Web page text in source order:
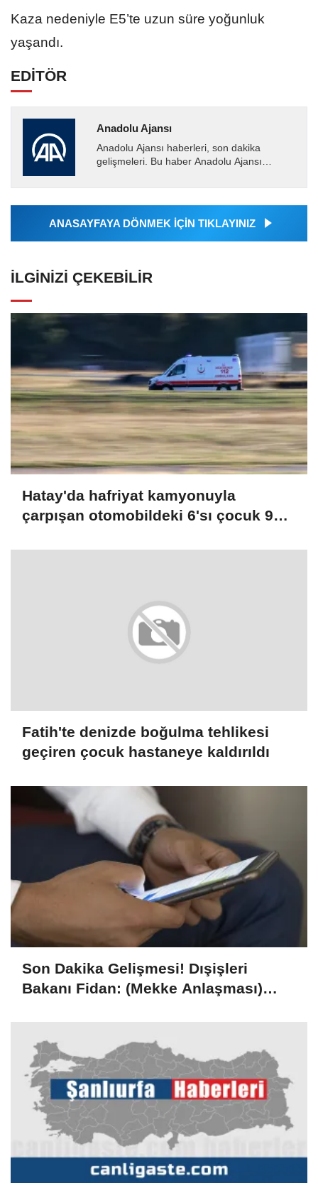
Kaza nedeniyle E5’te uzun süre yoğunluk
yaşandı.
EDİTÖR
Anadolu Ajansı
Anadolu Ajansı haberleri, son dakika
gelişmeleri. Bu haber Anadolu Ajansı
tarafından geçilen tüm...
ANASAYFAYA DÖNMEK İÇİN TIKLAYINIZ
İLGINIZI ÇEKEBILIR
Hatay'da hafriyat kamyonuyla
çarpışan otomobildeki 6'sı çocuk 9
Fatih'te denizde boğulma tehlikesi
geçiren çocuk hastaneye kaldırıldı
Son Dakika Gelişmesi! Dışişleri
Bakanı Fidan: (Mekke Anlaşması)
yayılmacı ülkeler değil